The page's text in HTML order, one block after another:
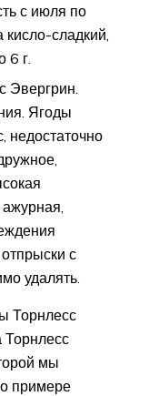
с июля по
кисло-сладкий,
6 г.
Эвергрин.
Ягоды
недостаточно
с
удалять.
Торнлесс
Торнлесс
мы
примере